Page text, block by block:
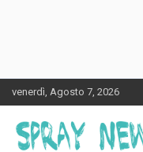
to
content
venerdì, Agosto 7, 2026